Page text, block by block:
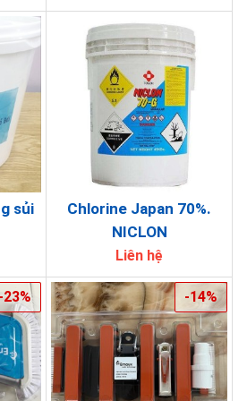
sủi
Chlorine Japan 70%.
NICLON
Liên hệ
23% -14%